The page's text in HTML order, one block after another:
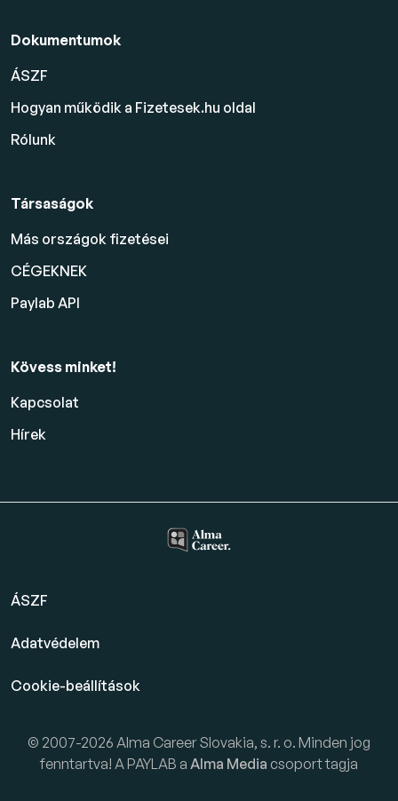
Dokumentumok
ÁSZF
Hogyan működik a Fizetesek.hu oldal
Rólunk
Társaságok
Más országok fizetései
CÉGEKNEK
Paylab API
Kövess minket!
Kapcsolat
Hírek
ÁSZF
Adatvédelem
Cookie-beállítások
© 2007-2026 Alma Career Slovakia, s. r. o. Minden jog
fenntartva! A PAYLAB a Alma Media csoport tagja